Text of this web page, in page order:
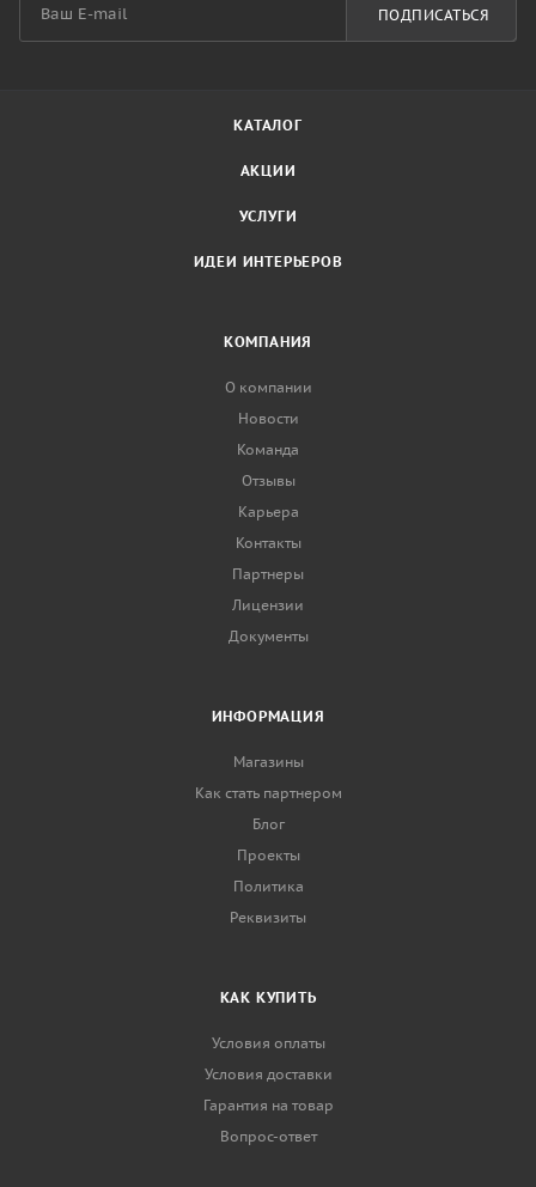
ПОДПИСАТЬСЯ
КАТАЛОГ
АКЦИИ
УСЛУГИ
ИДЕИ ИНТЕРЬЕРОВ
КОМПАНИЯ
О компании
Новости
Команда
Отзывы
Карьера
Контакты
Партнеры
Лицензии
Документы
ИНФОРМАЦИЯ
Магазины
Как стать партнером
Блог
Проекты
Политика
Реквизиты
КАК КУПИТЬ
Условия оплаты
Условия доставки
Гарантия на товар
Вопрос-ответ